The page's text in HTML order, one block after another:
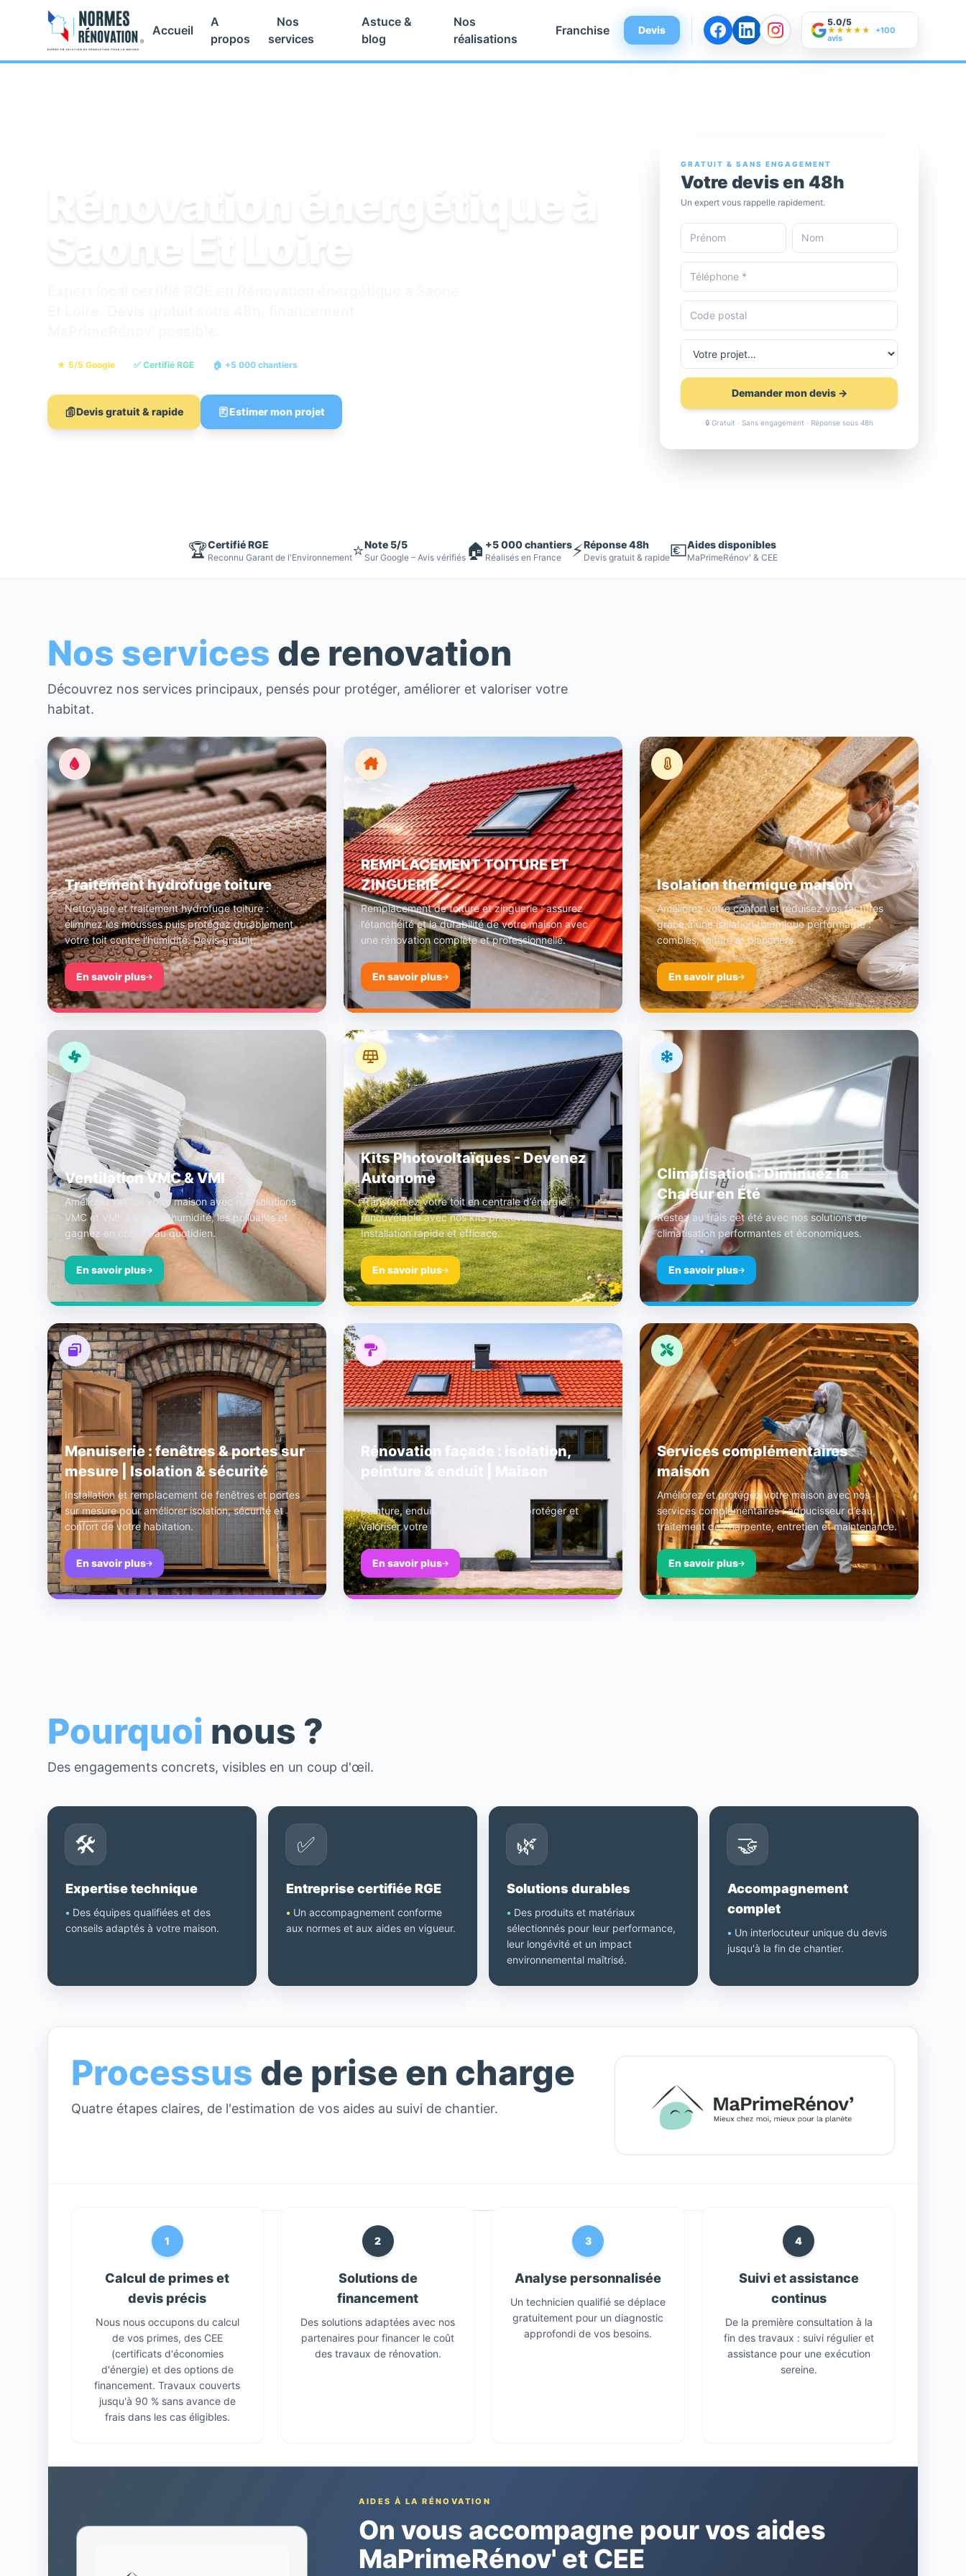
Accueil
A
propos
Nos
services
Astuce &
blog
Nos
réalisations
Franchise Devis
5.0/5
★★★★★ +100
avis
Rénovation énergétique à
Saone Et Loire
★ 5/5 Google ✅ Certifié RGE 🏠 +5 000 chantiers
Devis gratuit & rapide Estimer mon projet
GRATUIT & SANS ENGAGEMENT
Votre devis en 48h
Un expert vous rappelle rapidement.
Demander mon devis →
🔒 Gratuit · Sans engagement · Réponse sous 48h
🏆Certifié RGE
Reconnu Garant de l'Environnement⭐Note 5/5
Sur Google – Avis vérifiés 🏠 +5 000 chantiers
Réalisés en France ⚡Réponse 48h
Devis gratuit & rapide💶Aides disponibles
MaPrimeRénov' & CEE
Nos services de renovation
Découvrez nos services principaux, pensés pour protéger, améliorer et valoriser votre
habitat.
Traitement hydrofuge toiture
Nettoyage et traitement hydrofuge toiture :
éliminez les mousses puis protégez durablement
votre toit contre l’humidité. Devis gratuit.
En savoir plus
REMPLACEMENT TOITURE ET
ZINGUERIE
Remplacement de toiture et zinguerie : assurez
l’étanchéité et la durabilité de votre maison avec
une rénovation complète et professionnelle.
En savoir plus
Isolation thermique maison
Améliorez votre confort et réduisez vos factures
grâce à une isolation thermique performante :
combles, toiture et planchers.
En savoir plus
Ventilation VMC & VMI
Améliorez l’air de votre maison avec nos solutions
VMC et VMI. Éliminez l’humidité, les polluants et
gagnez en confort au quotidien.
En savoir plus
Kits Photovoltaïques - Devenez
Autonome
Transformez votre toit en centrale d’énergie
renouvelable avec nos kits photovoltaïques.
Installation rapide et efficace.
En savoir plus
Climatisation : Diminuez la
Chaleur en Été
Restez au frais cet été avec nos solutions de
climatisation performantes et économiques.
En savoir plus
Menuiserie : fenêtres & portes sur
mesure | Isolation & sécurité
Installation et remplacement de fenêtres et portes
sur mesure pour améliorer isolation, sécurité et
confort de votre habitation.
En savoir plus
Rénovation façade : isolation,
peinture & enduit | Maison
peinture, enduit et nettoyage pour protéger et
valoriser votre maison.
En savoir plus
Services complémentaires
maison
Améliorez et protégez votre maison avec nos
services complémentaires : adoucisseur d’eau,
traitement de charpente, entretien et maintenance.
En savoir plus
Pourquoi nous ?
Des engagements concrets, visibles en un coup d'œil.
🛠️
Expertise technique
• Des équipes qualifiées et des
conseils adaptés à votre maison.
✅
Entreprise certifiée RGE
• Un accompagnement conforme
aux normes et aux aides en vigueur.
🌿
Solutions durables
• Des produits et matériaux
sélectionnés pour leur performance,
leur longévité et un impact
environnemental maîtrisé.
🤝
Accompagnement
complet
• Un interlocuteur unique du devis
jusqu'à la fin de chantier.
Processus de prise en charge
Quatre étapes claires, de l'estimation de vos aides au suivi de chantier.
1
Calcul de primes et
devis précis
Nous nous occupons du calcul
de vos primes, des CEE
(certificats d'économies
d'énergie) et des options de
financement. Travaux couverts
jusqu'à 90 % sans avance de
frais dans les cas éligibles.
2
Solutions de
financement
Des solutions adaptées avec nos
partenaires pour financer le coût
des travaux de rénovation.
3
Analyse personnalisée
Un technicien qualifié se déplace
gratuitement pour un diagnostic
approfondi de vos besoins.
4
Suivi et assistance
continus
De la première consultation à la
fin des travaux : suivi régulier et
assistance pour une exécution
sereine.
AIDES À LA RÉNOVATION
On vous accompagne pour vos aides
MaPrimeRénov' et CEE